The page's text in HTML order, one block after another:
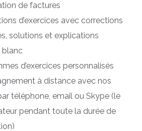
de factures
d’exercices avec corrections
solutions et explications
blanc
d’exercices personnalisés
à distance avec nos
téléphone, email ou Skype (le
pendant toute la durée de